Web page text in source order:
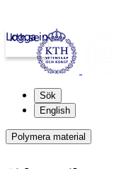
kth.se
Logga in
Sök
English
Polymera material